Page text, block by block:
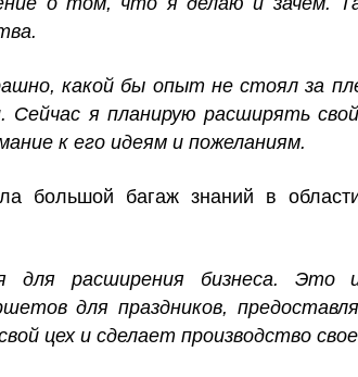
какой бы опыт не стоял за
Сейчас я планирую расширять
к его идеям и пожеланиям.
большой багаж знаний в
расширения бизнеса. Это
для праздников,
цех и сделает производство